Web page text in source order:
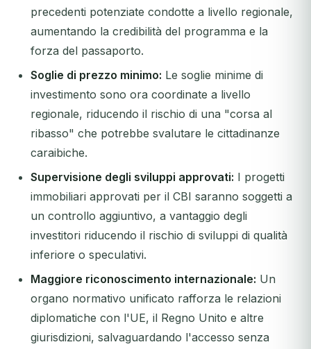
precedenti potenziate condotte a livello regionale,
aumentando la credibilità del programma e la
forza del passaporto.
Soglie di prezzo minimo: Le soglie minime di
investimento sono ora coordinate a livello
regionale, riducendo il rischio di una "corsa al
ribasso" che potrebbe svalutare le cittadinanze
caraibiche.
Supervisione degli sviluppi approvati: I progetti
immobiliari approvati per il CBI saranno soggetti a
un controllo aggiuntivo, a vantaggio degli
investitori riducendo il rischio di sviluppi di qualità
inferiore o speculativi.
Maggiore riconoscimento internazionale: Un
organo normativo unificato rafforza le relazioni
diplomatiche con l'UE, il Regno Unito e altre
giurisdizioni, salvaguardando l'accesso senza